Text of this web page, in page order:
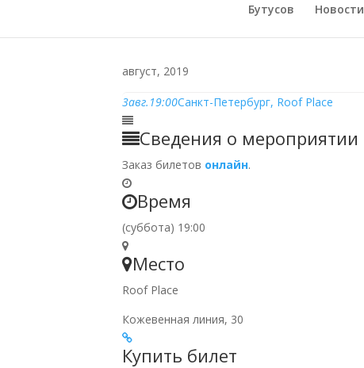
Бутусов Новости
август, 2019
3авг. 19:00Санкт-Петербург, Roof Place
Сведения о мероприятии
Заказ билетов онлайн.
Время
(суббота) 19:00
Место
Roof Place
Кожевенная линия, 30
Купить билет